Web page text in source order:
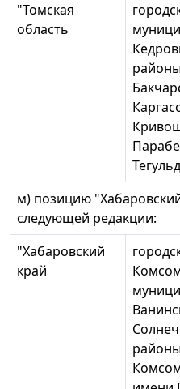
"Томская
область
м) позицию
следующей редакции:
"Хабаровский
край